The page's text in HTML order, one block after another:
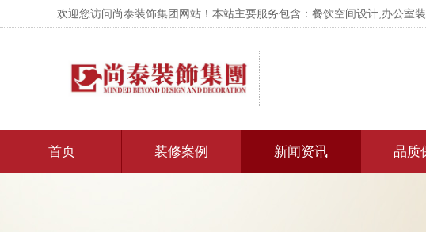
欢迎您访问尚泰装饰集团网站！本站主要服务包含：餐饮空间设计,办公室
首页 装修案例 新闻资讯 品质